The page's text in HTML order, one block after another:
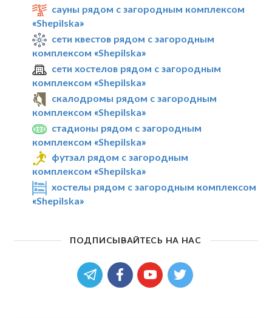
сауны рядом с загородным комплексом
«Shepilska»
сети квестов рядом с загородным
комплексом «Shepilska»
сети хостелов рядом с загородным
комплексом «Shepilska»
скалодромы рядом с загородным
комплексом «Shepilska»
стадионы рядом с загородным
комплексом «Shepilska»
футзал рядом с загородным
комплексом «Shepilska»
хостелы рядом с загородным комплексом
«Shepilska»
ПОДПИСЫВАЙТЕСЬ НА НАС